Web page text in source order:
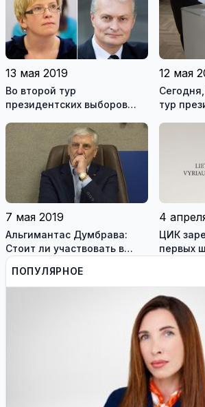
13 мая 2019
Во второй тур
президентских выборов
Шимоните. Висагинцы
отдали предпочтение
другому кандидату
12 мая
тур
7 мая 2019
Альгимантас Думбрава:
Стоит ли участвовать в
референдумах? (видео)
4
ЦИК
первых
ПОПУЛЯРНОЕ